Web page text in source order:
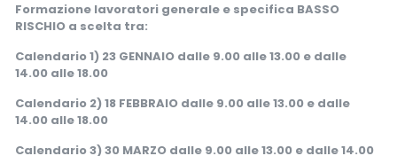
Formazione lavoratori generale e specifica BASSO
RISCHIO a scelta tra:
Calendario 1) 23 GENNAIO dalle 9.00 alle 13.00 e dalle
14.00 alle 18.00
Calendario 2) 18 FEBBRAIO dalle 9.00 alle 13.00 e dalle
14.00 alle 18.00
Calendario 3) 30 MARZO dalle 9.00 alle 13.00 e dalle 14.00